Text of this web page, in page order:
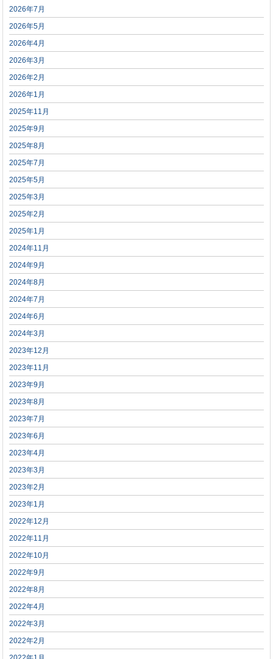
2026年7月
2026年5月
2026年4月
2026年3月
2026年2月
2026年1月
2025年11月
2025年9月
2025年8月
2025年7月
2025年5月
2025年3月
2025年2月
2025年1月
2024年11月
2024年9月
2024年8月
2024年7月
2024年6月
2024年3月
2023年12月
2023年11月
2023年9月
2023年8月
2023年7月
2023年6月
2023年4月
2023年3月
2023年2月
2023年1月
2022年12月
2022年11月
2022年10月
2022年9月
2022年8月
2022年4月
2022年3月
2022年2月